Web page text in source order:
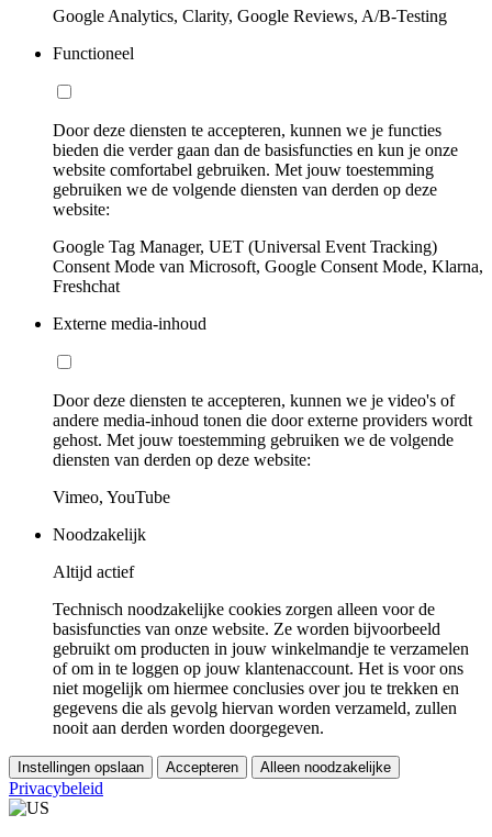
Google Analytics, Clarity, Google Reviews, A/B-Testing
Functioneel
Door deze diensten te accepteren, kunnen we je functies
bieden die verder gaan dan de basisfuncties en kun je onze
website comfortabel gebruiken. Met jouw toestemming
gebruiken we de volgende diensten van derden op deze
website:
Google Tag Manager, UET (Universal Event Tracking)
Consent Mode van Microsoft, Google Consent Mode, Klarna,
Freshchat
Externe media-inhoud
Door deze diensten te accepteren, kunnen we je video's of
andere media-inhoud tonen die door externe providers wordt
gehost. Met jouw toestemming gebruiken we de volgende
diensten van derden op deze website:
Vimeo, YouTube
Noodzakelijk
Altijd actief
Technisch noodzakelijke cookies zorgen alleen voor de
basisfuncties van onze website. Ze worden bijvoorbeeld
gebruikt om producten in jouw winkelmandje te verzamelen
of om in te loggen op jouw klantenaccount. Het is voor ons
niet mogelijk om hiermee conclusies over jou te trekken en
gegevens die als gevolg hiervan worden verzameld, zullen
nooit aan derden worden doorgegeven.
Instellingen opslaan Accepteren Alleen noodzakelijke
Privacybeleid